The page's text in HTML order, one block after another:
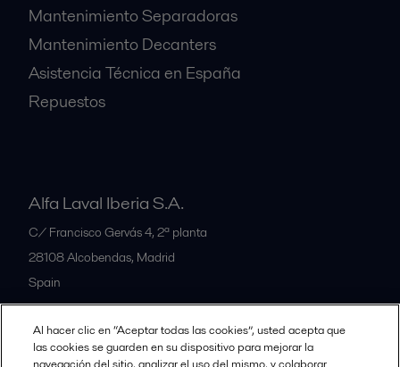
Mantenimiento Separadoras
Mantenimiento Decanters
Asistencia Técnica en España
Repuestos
Alfa Laval Iberia S.A.
C/ Francisco Gervás 4, 2ª planta
28108Alcobendas, Madrid
Spain
Nuestras oficinas
Al hacer clic en “Aceptar todas las cookies”, usted acepta que
las cookies se guarden en su dispositivo para mejorar la